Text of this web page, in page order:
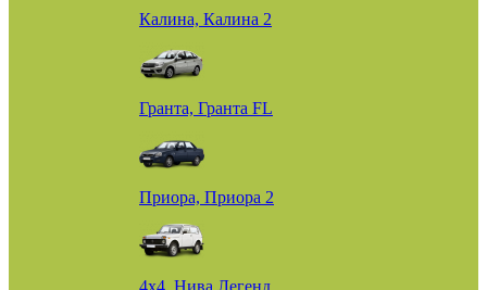
Калина, Калина 2
Гранта, Гранта FL
Приора, Приора 2
4х4, Нива Легенд